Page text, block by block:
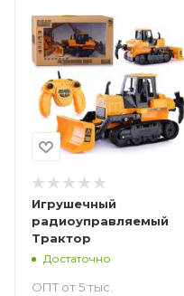
Игрушечный
радиоуправляемый
Трактор
Достаточно
ОПТ от 5 тыс.